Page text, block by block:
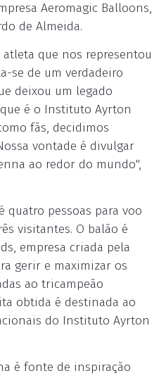
Aeromagic Balloons,
de Almeida.
que nos representou
se de um verdadeiro
deixou um legado
é o Instituto Ayrton
fãs, decidimos
vontade é divulgar
ao redor do mundo",
quatro pessoas para voo
visitantes. O balão é
empresa criada pela
gerir e maximizar os
ao tricampeão
obtida é destinada ao
do Instituto Ayrton
é fonte de inspiração